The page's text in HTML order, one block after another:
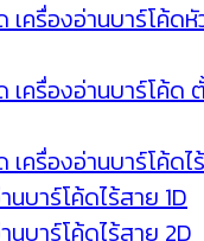
เครื่องอ่านบาร์โค้ด
เครื่องอ่านบาร์โค้ด
เครื่องอ่านบาร์โค้ดไ
นบาร์โค้ดไร้สาย 1D
นบาร์โค้ดไร้สาย 2D